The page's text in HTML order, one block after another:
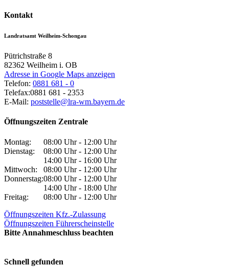
Kontakt
Landratsamt Weilheim-Schongau
Pütrichstraße 8
82362 Weilheim i. OB
Adresse in Google Maps anzeigen
Telefon: 0881 681 - 0
Telefax:0881 681 - 2353
E-Mail: poststelle@lra-wm.bayern.de
Öffnungszeiten Zentrale
Montag:
08:00 Uhr - 12:00 Uhr
Dienstag:
08:00 Uhr - 12:00 Uhr
14:00 Uhr - 16:00 Uhr
Mittwoch:
08:00 Uhr - 12:00 Uhr
Donnerstag:08:00 Uhr - 12:00 Uhr
14:00 Uhr - 18:00 Uhr
Freitag:
08:00 Uhr - 12:00 Uhr
Öffnungszeiten Kfz.-Zulassung
Öffnungszeiten Führerscheinstelle
Bitte Annahmeschluss beachten
Schnell gefunden